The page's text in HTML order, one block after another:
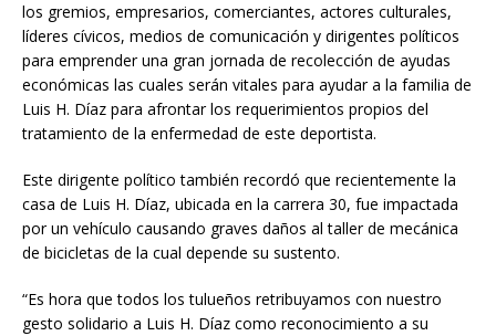
los gremios, empresarios, comerciantes, actores culturales,
líderes cívicos, medios de comunicación y dirigentes políticos
para emprender una gran jornada de recolección de ayudas
económicas las cuales serán vitales para ayudar a la familia de
Luis H. Díaz para afrontar los requerimientos propios del
tratamiento de la enfermedad de este deportista.
Este dirigente político también recordó que recientemente la
casa de Luis H. Díaz, ubicada en la carrera 30, fue impactada
por un vehículo causando graves daños al taller de mecánica
de bicicletas de la cual depende su sustento.
“Es hora que todos los tulueños retribuyamos con nuestro
gesto solidario a Luis H. Díaz como reconocimiento a su